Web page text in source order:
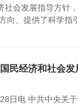
社会发展指导方针
向、提供了科学指引
民经济和社会
电 中共中央关于